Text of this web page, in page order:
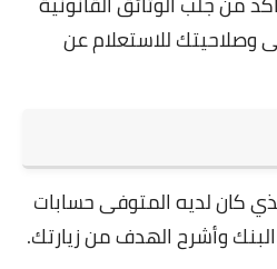
وصلاحيتك للاستعلام عن
كان لديه المتوفى حسابات
وأشرح الهدف من زيارتك.